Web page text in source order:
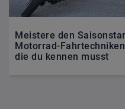
Meistere den
Motorrad-
die du kennen musst